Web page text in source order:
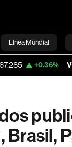
Línea Mundial
Bloomberg
+0.36% Visa